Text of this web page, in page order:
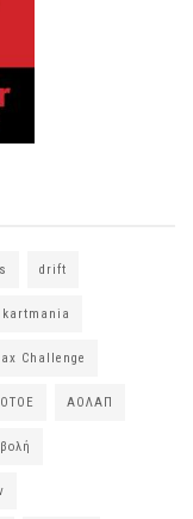
drift
kartmania
Challenge
ΑΟΛΑΠ